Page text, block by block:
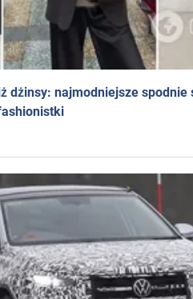
dżinsy: najmodniejsze spodnie